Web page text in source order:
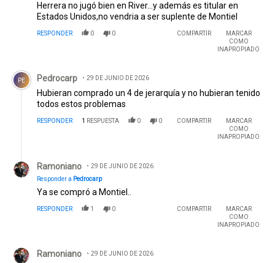
Herrera no jugó bien en River...y además es titular en
Estados Unidos,no vendria a ser suplente de Montiel
RESPONDER 0 0 COMPARTIR
MARCAR
COMO
INAPROPIADO
Comentario de Pedrocarp.
PE Pedrocarp 29 DE JUNIO DE 2026
Hubieran comprado un 4 de jerarquía y no hubieran tenido
todos estos problemas
RESPONDER 1 RESPUESTA 0 0 COMPARTIR
MARCAR
COMO
INAPROPIADO
Ramoniano
29 DE JUNIO DE 2026
Responder a Pedrocarp
Ya se compró a Montiel..
RESPONDER 1 0 COMPARTIR
MARCAR
COMO
INAPROPIADO
Ramoniano 29 DE JUNIO DE 2026